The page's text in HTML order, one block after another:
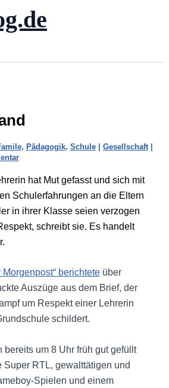
, Pädagogik, Schule| Gesellschaft|
hat Mut gefasst und sich mit
Schulerfahrungen an die Eltern
in ihrer Klasse seien verzogen
schreibt sie. Es handelt
Morgenpost“ berichteteüber
Auszüge aus dem Brief, der
um Respekt einer Lehrerin
schildert.
bereits um 8 Uhr früh gut gefüllt
Super RTL, gewalttätigen und
Spielen und einem